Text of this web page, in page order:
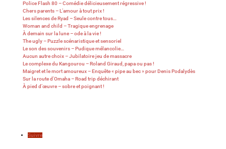
Police Flash 80 – Comédie délicieusement régressive !
Chers parents – L’amour à tout prix !
Les silences de Ryad – Seule contre tous…
Woman and child – Tragique engrenage
À demain sur la lune – ode à la vie !
The ugly – Puzzle scénaristique et sensoriel
Le son des souvenirs – Pudique mélancolie…
Aucun autre choix – Jubilatoire jeu de massacre
Le complexe du Kangourou – Roland Giraud, papa ou pas !
Maigret et le mort amoureux – Enquête « pipe au bec » pour Denis Podalydès
Sur la route d’Omaha – Road trip déchirant
À pied d’œuvre – sobre et poignant !
Suivre